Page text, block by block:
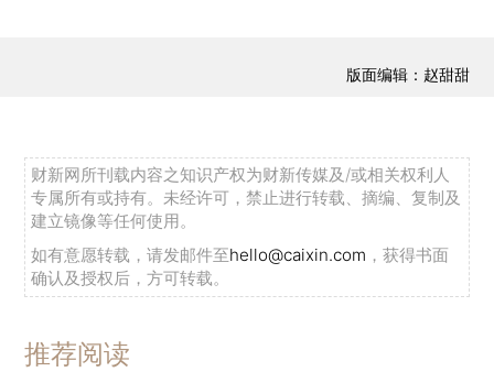
版面编辑：赵甜甜
财新网所刊载内容之知识产权为财新传媒及/或相关权利人
专属所有或持有。未经许可，禁止进行转载、摘编、复制及
建立镜像等任何使用。
如有意愿转载，请发邮件至hello@caixin.com ，获得书面
确认及授权后，方可转载。
推荐阅读